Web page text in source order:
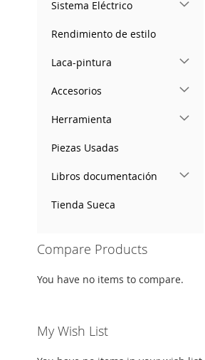
ADD
TO
WISH
LIST
ADD
TO
COMPARE
ADD
TO
WISH
LIST
ADD
TO
COMPARE
WISH
LIST
COMPARE
TO
WISH
LIST
ADD
TO
COMPARE
Sistema Eléctrico
Rendimiento de estilo
Laca-pintura
Accesorios
Herramienta
Piezas Usadas
Libros documentación
Tienda Sueca
Compare Products
You have no items to compare.
My Wish List